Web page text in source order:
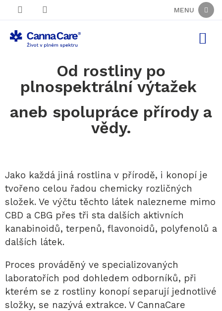
Přejít
na
obsah
Od rostliny po
plnospektrální výtažek
aneb spolupráce přírody a
vědy.
Jako každá jiná rostlina v přírodě, i konopí je
tvořeno celou řadou chemicky rozličných
složek. Ve výčtu těchto látek nalezneme mimo
CBD a CBG přes tři sta dalších aktivních
kanabinoidů, terpenů, flavonoidů, polyfenolů a
dalších látek.
Proces prováděný ve specializovaných
laboratořích pod dohledem odborníků, při
kterém se z rostliny konopí separují jednotlivé
složky, se nazývá extrakce. V CannaCare